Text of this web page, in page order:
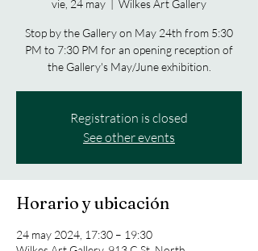
vie, 24 may
  |
Wilkes Art Gallery
Stop by the Gallery on May 24th from 5:30
PM to 7:30 PM for an opening reception of
the Gallery's May/June exhibition.
Registration is closed
See other events
Horario y ubicación
24 may 2024, 17:30 – 19:30